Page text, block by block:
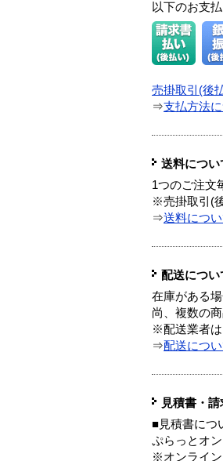
以下のお支
売掛取引(後
⇒支払方法
送料につい
1つのご注文
※売掛取引(
⇒送料につ
配送につい
在庫がある
尚、複数の
※配送業者は
⇒配送につ
見積書・
■見積書につ
ぷらっとオ
※オンライン